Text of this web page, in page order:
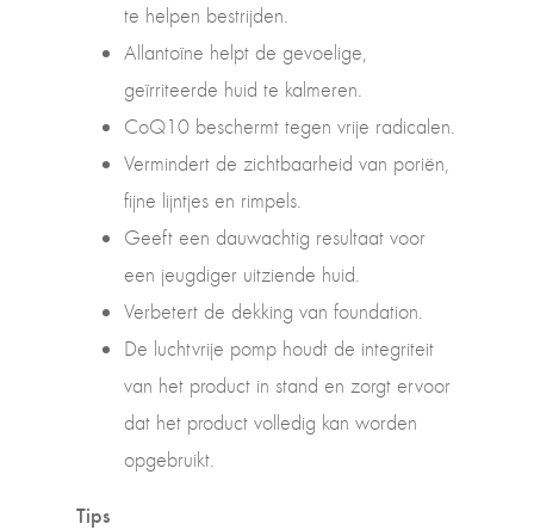
te helpen bestrijden.
Allantoïne helpt de gevoelige,
geïrriteerde huid te kalmeren.
CoQ10 beschermt tegen vrije radicalen.
Vermindert de zichtbaarheid van poriën,
fijne lijntjes en rimpels.
Geeft een dauwachtig resultaat voor
een jeugdiger uitziende huid.
Verbetert de dekking van foundation.
De luchtvrije pomp houdt de integriteit
van het product in stand en zorgt ervoor
dat het product volledig kan worden
opgebruikt.
Tips